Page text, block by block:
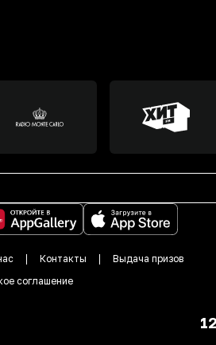
Контакты
Выдача призов
соглашение